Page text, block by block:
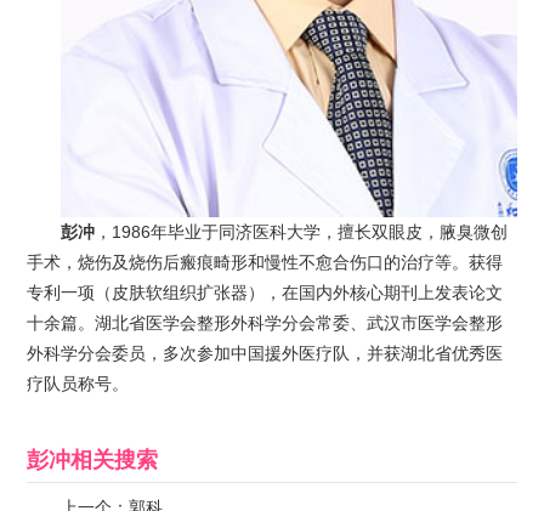
彭冲 ，1986年毕业于同济医科大学，擅长双眼皮，腋臭微创
手术，烧伤及烧伤后瘢痕畸形和慢性不愈合伤口的治疗等。获得
专利一项（皮肤软组织扩张器），在国内外核心期刊上发表论文
十余篇。湖北省医学会整形外科学分会常委、武汉市医学会整形
外科学分会委员，多次参加中国援外医疗队，并获湖北省优秀医
疗队员称号。
彭冲相关搜索